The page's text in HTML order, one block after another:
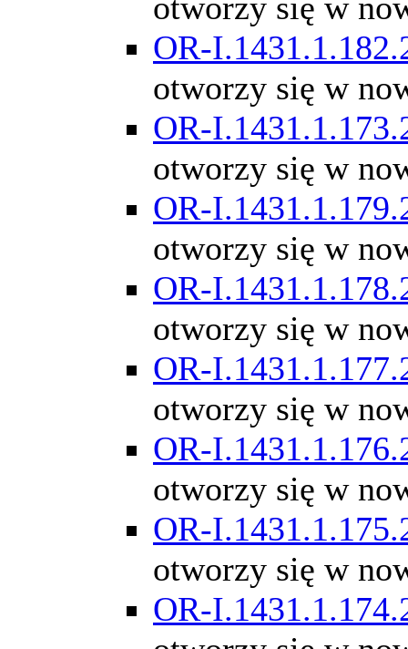
OR-
otworzy się w
OR-
otworzy się w
OR-
otworzy się w
OR-
otworzy się w
OR-
otworzy się w
OR-
otworzy się w
OR-
otworzy się w
OR-